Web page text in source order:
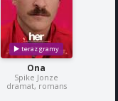
Ona
Spike Jonze
dramat, romans